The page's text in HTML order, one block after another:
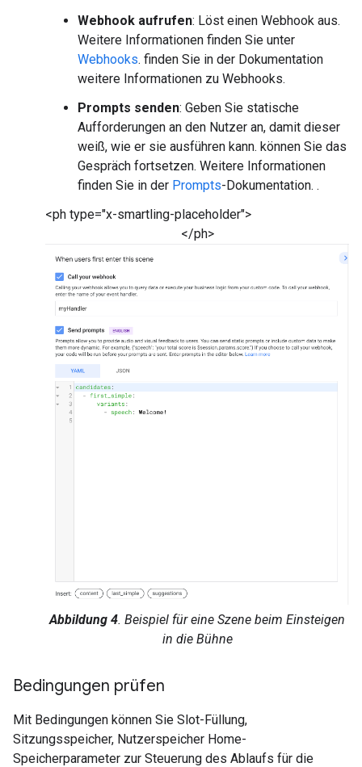
Webhook aufrufen: Löst einen Webhook aus.
Weitere Informationen finden Sie unter
Webhooks. finden Sie in der Dokumentation
weitere Informationen zu Webhooks.
Prompts senden: Geben Sie statische
Aufforderungen an den Nutzer an, damit dieser
weiß, wie er sie ausführen kann. können Sie das
Gespräch fortsetzen. Weitere Informationen
finden Sie in der Prompts-Dokumentation. .
<ph type="x-smartling-placeholder">
</ph>
Abbildung 4. Beispiel für eine Szene beim Einsteigen
in die Bühne
Bedingungen prüfen
Mit Bedingungen können Sie Slot-Füllung,
Sitzungsspeicher, Nutzerspeicher Home-
Speicherparameter zur Steuerung des Ablaufs für die